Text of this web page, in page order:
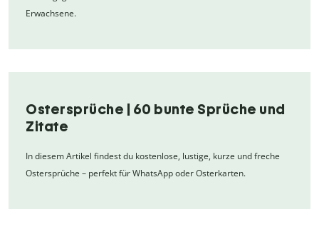
Erwachsene.
Ostersprüche | 60 bunte Sprüche und
Zitate
In diesem Artikel findest du kostenlose, lustige, kurze und freche
Ostersprüche – perfekt für WhatsApp oder Osterkarten.